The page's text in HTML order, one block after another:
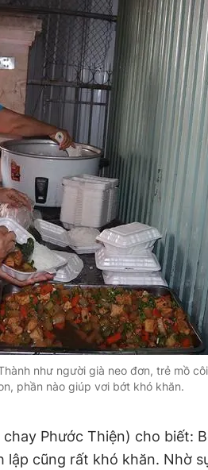
như người già neo đơn, trẻ mồ
phần nào giúp vơi bớt khó khăn.
Phước Thiện) cho biết:
lập cũng rất khó khăn. Nhờ